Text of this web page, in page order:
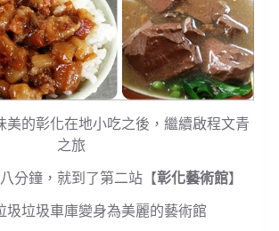
美的彰化在地小吃之後，繼續啟程文青
之旅
分鐘，就到了第二站【彰化藝術館】
圾垃圾車庫變身為美麗的藝術館